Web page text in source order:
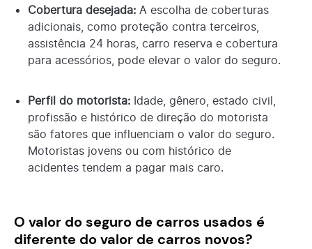
Cobertura desejada: A escolha de coberturas
adicionais, como proteção contra terceiros,
assistência 24 horas, carro reserva e cobertura
para acessórios, pode elevar o valor do seguro.
Perfil do motorista: Idade, gênero, estado civil,
profissão e histórico de direção do motorista
são fatores que influenciam o valor do seguro.
Motoristas jovens ou com histórico de
acidentes tendem a pagar mais caro.
O valor do seguro de carros usados é
diferente do valor de carros novos?